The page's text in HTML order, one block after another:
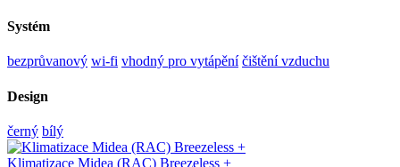
Systém
bezprůvanový wi-fi vhodný pro vytápění čištění vzduchu
Design
černý bílý
Klimatizace Midea (RAC) Breezeless +